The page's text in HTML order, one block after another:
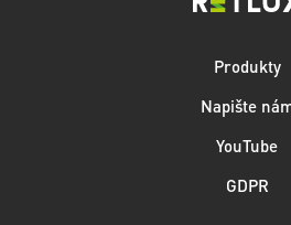
Produkty
Napište
YouTube
GDPR